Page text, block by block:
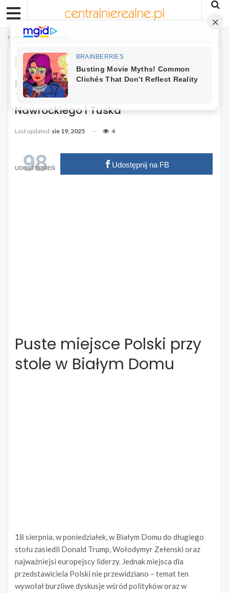
Home Ciekawostki
CIEKAWOSTKI
Były Prezydent Wyłożył Kawę Na Ławę.
To Dlatego Nie Zaproszono
Nawrockiego I Tuska
Last updated sie 19, 2025 4
98
UDOSTĘPNIEŃ Udostępnij na FB
Puste miejsce Polski przy
stole w Białym Domu
18 sierpnia, w poniedziałek, w Białym Domu do długiego
stołu zasiedli Donald Trump, Wołodymyr Zełenski oraz
najważniejsi europejscy liderzy. Jednak miejsca dla
przedstawiciela Polski nie przewidziano – temat ten
wywołał burzliwe dyskusje wśród polityków oraz w